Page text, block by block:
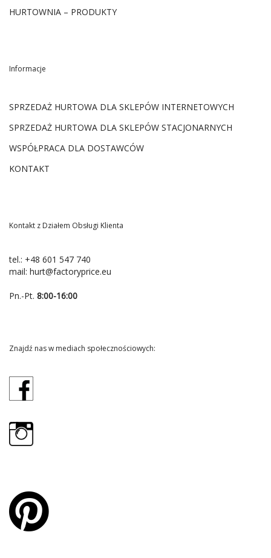
HURTOWNIA – PRODUKTY
Informacje
SPRZEDAŻ HURTOWA DLA SKLEPÓW INTERNETOWYCH
SPRZEDAŻ HURTOWA DLA SKLEPÓW STACJONARNYCH
WSPÓŁPRACA DLA DOSTAWCÓW
KONTAKT
Kontakt z Działem Obsługi Klienta
tel.: +48 601 547 740
mail: hurt@factoryprice.eu
Pn.-Pt. 8:00-16:00
Znajdź nas w mediach społecznościowych: